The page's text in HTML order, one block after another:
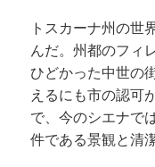
トスカーナ州の世
んだ。州都のフィ
ひどかった中世の
えるにも市の認可
で、今のシエナで
件である景観と清